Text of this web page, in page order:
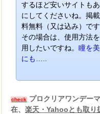
するほど安いサイトも
にしてくださいね。掲
料無料（又は込み）です
その場合は、使用方法
用したいですね。瞳を
にも…..
check
プロクリアワンデー
在、楽天・Yahooとも取り